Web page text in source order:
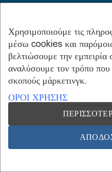
+30.210-5143367,
+30.210-5133976
info@hydropac.gr
Δευτ. εως Παρ.: 08:00 - 16:00
Χρησιμοποιούμε τις
μέσω cookies και
βελτιώσουμε την
αναλύσουμε τον τρόπο που
σκοπούς μάρκετινγκ.
ΟΡΟΙ ΧΡΗΣΗΣ